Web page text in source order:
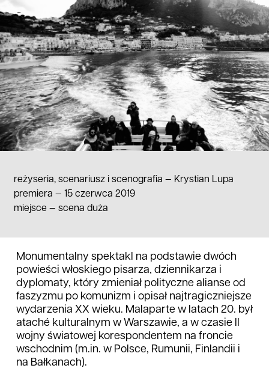
reżyseria, scenariusz i scenografia — Krystian Lupa
premiera — 15 czerwca 2019
miejsce — scena duża
Monumentalny spektakl na podstawie dwóch
powieści włoskiego pisarza, dziennikarza i
dyplomaty, który zmieniał polityczne alianse od
faszyzmu po komunizm i opisał najtragiczniejsze
wydarzenia XX wieku. Malaparte w latach 20. był
ataché kulturalnym w Warszawie, a w czasie II
wojny światowej korespondentem na froncie
wschodnim (m.in. w Polsce, Rumunii, Finlandii i
na Bałkanach).